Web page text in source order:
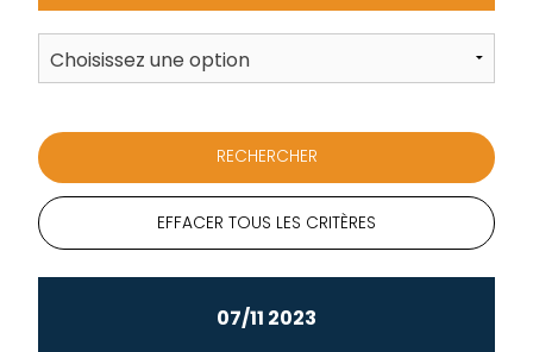
EFFACER TOUS LES CRITÈRES
07/11 2023